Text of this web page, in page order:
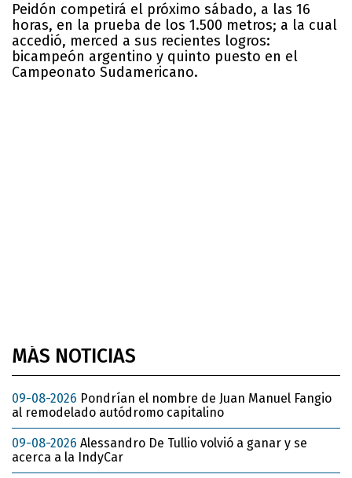
Peidón competirá el próximo sábado, a las 16
horas, en la prueba de los 1.500 metros; a la cual
accedió, merced a sus recientes logros:
bicampeón argentino y quinto puesto en el
Campeonato Sudamericano.
MÁS NOTICIAS
09-08-2026 Pondrían el nombre de Juan Manuel Fangio
al remodelado autódromo capitalino
09-08-2026 Alessandro De Tullio volvió a ganar y se
acerca a la IndyCar